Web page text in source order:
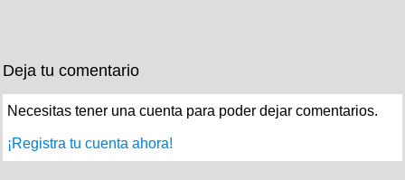
Deja tu comentario
Necesitas tener una cuenta para poder dejar comentarios.
¡Registra tu cuenta ahora!